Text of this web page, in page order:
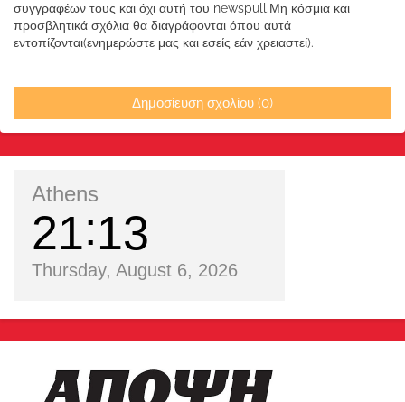
συγγραφέων τους και όχι αυτή του newspull.Μη κόσμια και
προσβλητικά σχόλια θα διαγράφονται όπου αυτά
εντοπίζονται(ενημερώστε μας και εσείς εάν χρειαστεί).
Δημοσίευση σχολίου (0)
Athens
21 13
Thursday, August 6, 2026